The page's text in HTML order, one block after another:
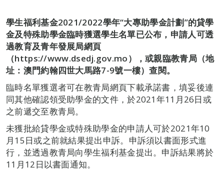
學生福利基金2021/2022學年“大專助學金計劃”的貸學
金及特殊助學金臨時獲選學生名單已公布 ，申請人可透
過教育及青年發展局網頁
（https://www.dsedj.gov.mo），或親臨教青局（地
址：澳門約翰四世大馬路7-9號一樓）查閱。
臨時名單獲選者可在教青局網頁下載承諾書，填妥後連
同其他確認領受助學金的文件，於2021年11月26日或
之前遞交至教青局。
未獲批給貸學金或特殊助學金的申請人可於2021年10
月15日或之前就結果提出申訴。申訴須以書面形式進
行，並透過教青局向學生福利基金提出。申訴結果將於
11月12日以書面通知。